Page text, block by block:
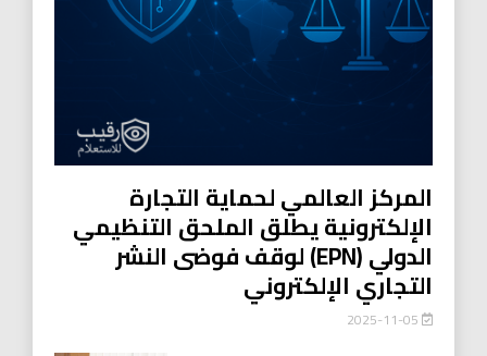
المركز العالمي لحماية التجارة
الإلكترونية يطلق الملحق التنظيمي
الدولي (EPN) لوقف فوضى النشر
التجاري الإلكتروني